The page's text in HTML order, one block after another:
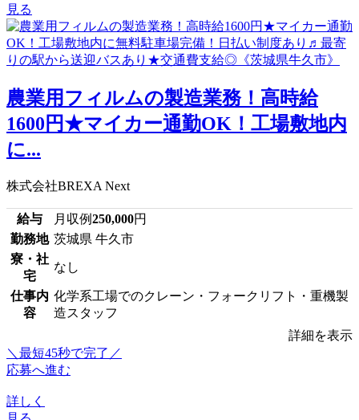
見る
農業用フィルムの製造業務！高時給
1600円★マイカー通勤OK！工場敷地内
に...
株式会社BREXA Next
給与 月収例250,000円
勤務地 茨城県 牛久市
寮・社
宅
なし
仕事内
容
化学系工場でのクレーン・フォークリフト・重機製
造スタッフ
詳細を表示
＼最短45秒で完了／
応募へ進む
詳しく